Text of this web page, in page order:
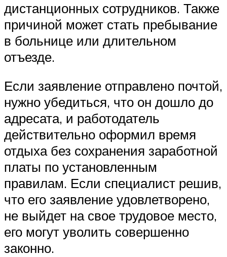
дистанционных сотрудников. Также
причиной может стать пребывание
в больнице или длительном
отъезде.
Если заявление отправлено почтой,
нужно убедиться, что он дошло до
адресата, и работодатель
действительно оформил время
отдыха без сохранения заработной
платы по установленным
правилам. Если специалист решив,
что его заявление удовлетворено,
не выйдет на свое трудовое место,
его могут уволить совершенно
законно.